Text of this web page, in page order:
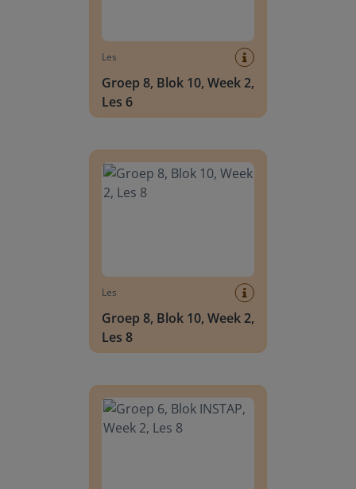
Les
Groep 8, Blok 10, Week 2,
Les 6
Les
Groep 8, Blok 10, Week 2,
Les 8